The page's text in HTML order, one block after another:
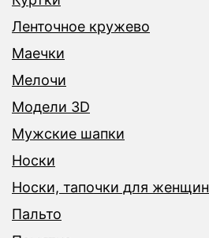
Ленточное кружево
Маечки
Мелочи
Модели 3D
Мужские шапки
Носки
Носки, тапочки для женщин
Пальто